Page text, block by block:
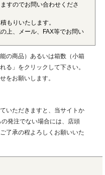
気・電子機器部品、土木
。
パーエンジニアリング
でも最高レベルの耐薬品
性、耐加水分解性にも優
ェハキャリア、LCD製造
はVictrex plcの日本に
〇燃焼性UL94 V-2
すのでお問い合わせくださ
もりいたします。
上、メール、FAX等でお問い
の商品）あるいは箱数（小箱
る」をクリックして下さい。
をお願いします。
いただきますと、当サイトか
発注でない場合には、店頭
了承の程よろしくお願いいた